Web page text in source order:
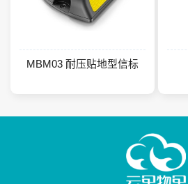
MBM03 耐压贴地型信标